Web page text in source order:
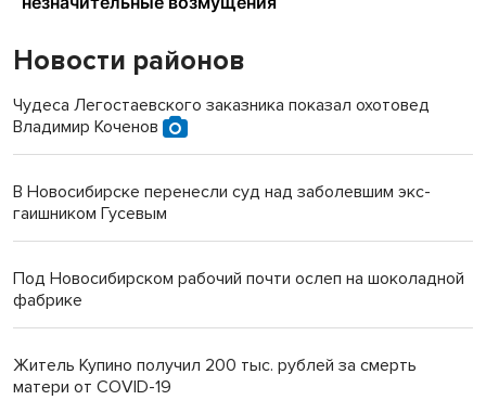
Новости районов
Чудеса Легостаевского заказника показал охотовед
Владимир Коченов
В Новосибирске перенесли суд над заболевшим экс-
гаишником Гусевым
Под Новосибирском рабочий почти ослеп на шоколадной
фабрике
Житель Купино получил 200 тыс. рублей за смерть
матери от COVID-19